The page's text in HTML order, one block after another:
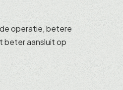
operatie, betere
beter aansluit op